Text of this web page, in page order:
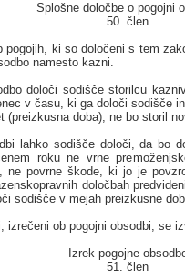
Splošne določbe o pogojni
50. člen
pogojih, ki so določeni s tem
namesto kazni.
določi sodišče storilcu
v času, ki ga določi sodišče
(preizkusna doba), ne bo storil
lahko sodišče določi, da bo
roku ne vrne
ne povrne škode, ki jo je
določbah
sodišče v mejah preizkusne
izrečeni ob pogojni obsodbi, se
Izrek pogojne
51. člen